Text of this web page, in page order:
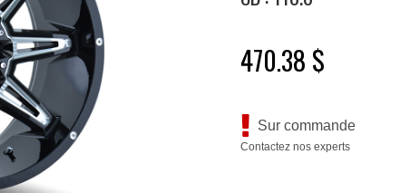
470.38 $
Sur commande
Contactez nos experts